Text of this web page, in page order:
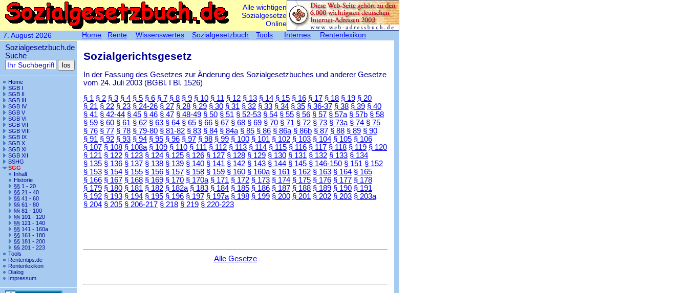
Alle wichtigen
Sozialgesetze
Online
7. August 2026
Sozialgesetzbuch.de
Suche
Home
SGB I
SGB II
SGB III
SGB IV
SGB V
SGB VI
SGB VII
SGB VIII
SGB IX
SGB X
SGB XI
SGB XII
BSHG
SGG
Inhalt
Historie
§§ 1 - 20
§§ 21 - 40
§§ 41 - 60
§§ 61 - 80
§§ 81 - 100
§§ 101 - 120
§§ 121 - 140
§§ 141 - 160a
§§ 161 - 180
§§ 181 - 200
§§ 201 - 223
Tools
Rententips.de
Rentenlexikon
Dialog
Impressum
Sozialgerichtsgesetz
In der Fassung des Gesetzes zur Änderung des Sozialgesetzbuches und anderer Gesetze
vom 24. Juli 2003 (BGBl. I Bl. 1526)
§ 1 § 2 § 3 § 4 § 5 § 6 § 7 § 8 § 9 § 10 § 11 § 12 § 13 § 14 § 15 § 16 § 17 § 18 § 19 § 20
§ 21 § 22 § 23 § 24-26 § 27 § 28 § 29 § 30 § 31 § 32 § 33 § 34 § 35 § 36-37 § 38 § 39 § 40
§ 41 § 42-44 § 45 § 46 § 47 § 48-49 § 50 § 51 § 52-53 § 54 § 55 § 56 § 57 § 57a § 57b § 58
§ 59 § 60 § 61 § 62 § 63 § 64 § 65 § 66 § 67 § 68 § 69 § 70 § 71 § 72 § 73 § 73a § 74 § 75
§ 76 § 77 § 78 § 79-80 § 81-82 § 83 § 84 § 84a § 85 § 86 § 86a § 86b § 87 § 88 § 89 § 90
§ 91 § 92 § 93 § 94 § 95 § 96 § 97 § 98 § 99 § 100 § 101 § 102 § 103 § 104 § 105 § 106
§ 107 § 108 § 108a § 109 § 110 § 111 § 112 § 113 § 114 § 115 § 116 § 117 § 118 § 119 § 120
§ 121 § 122 § 123 § 124 § 125 § 126 § 127 § 128 § 129 § 130 § 131 § 132 § 133 § 134
§ 135 § 136 § 137 § 138 § 139 § 140 § 141 § 142 § 143 § 144 § 145 § 146-150 § 151 § 152
§ 153 § 154 § 155 § 156 § 157 § 158 § 159 § 160 § 160a § 161 § 162 § 163 § 164 § 165
§ 166 § 167 § 168 § 169 § 170 § 170a § 171 § 172 § 173 § 174 § 175 § 176 § 177 § 178
§ 179 § 180 § 181 § 182 § 182a § 183 § 184 § 185 § 186 § 187 § 188 § 189 § 190 § 191
§ 192 § 193 § 194 § 195 § 196 § 197 § 197a § 198 § 199 § 200 § 201 § 202 § 203 § 203a
§ 204 § 205 § 206-217 § 218 § 219 § 220-223
Alle Gesetze
Home Rente Wissenswertes Sozialgesetzbuch Tools Internes Rentenlexikon